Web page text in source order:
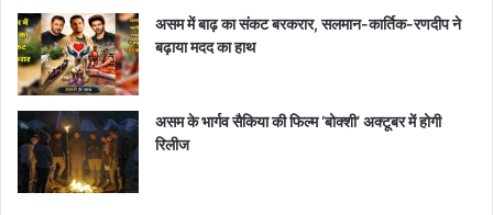
असम में बाढ़ का संकट बरकरार, सलमान-कार्तिक-रणदीप ने
बढ़ाया मदद का हाथ
असम के भार्गव सैकिया की फिल्म ‘बोक्शी’ अक्टूबर में होगी
रिलीज